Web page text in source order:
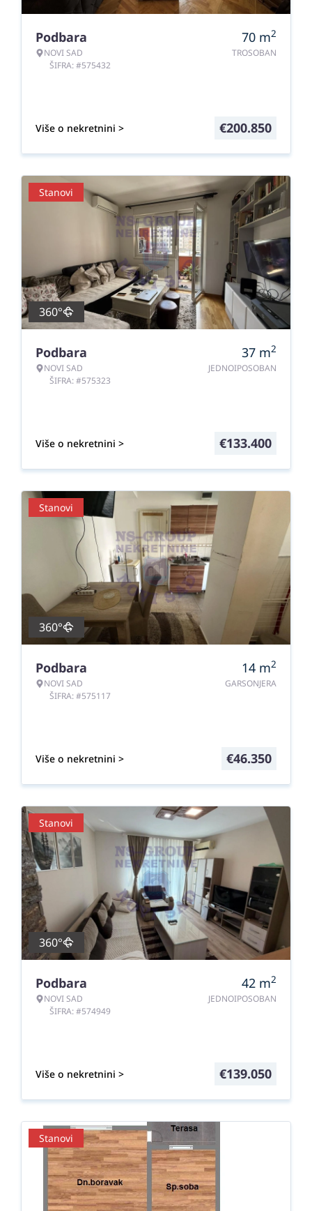
Podbara
NOVI SAD
ŠIFRA: #575432
70 m2
TROSOBAN
Više o nekretnini > €200.850
Stanovi
360°
Podbara
NOVI SAD
ŠIFRA: #575323
37 m2
JEDNOIPOSOBAN
Više o nekretnini > €133.400
Stanovi
360°
Podbara
NOVI SAD
ŠIFRA: #575117
14 m2
GARSONJERA
Više o nekretnini > €46.350
Stanovi
360°
Podbara
NOVI SAD
ŠIFRA: #574949
42 m2
JEDNOIPOSOBAN
Više o nekretnini > €139.050
Stanovi